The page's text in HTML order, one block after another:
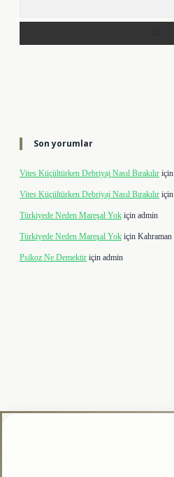
Son yorumlar
Vites Küçültürken Debriyaj Nasıl Bırakılır için
Vites Küçültürken Debriyaj Nasıl Bırakılır için
Türkiyede Neden Mareşal Yok için admin
Türkiyede Neden Mareşal Yok için Kahraman
Psikoz Ne Demektir için admin